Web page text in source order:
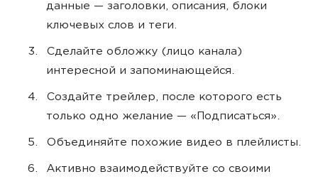
данные — заголовки, описания, блоки
ключевых слов и теги.
Сделайте обложку (лицо канала)
интересной и запоминающейся.
Создайте трейлер, после которого есть
только одно желание — «Подписаться».
Объединяйте похожие видео в плейлисты.
Активно взаимодействуйте со своими